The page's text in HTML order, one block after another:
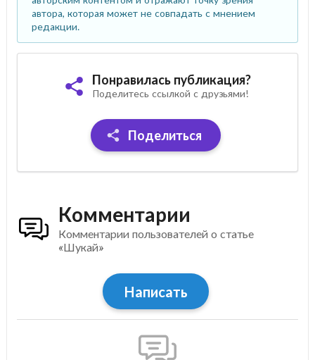
автора, которая может не совпадать с мнением
редакции.
Понравилась публикация?
Поделитесь ссылкой с друзьями!
Поделиться
Комментарии
Комментарии пользователей о статье
«Шукай»
Написать